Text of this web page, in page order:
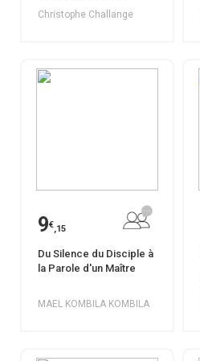
Christophe Challange
9€,15
Du Silence du Disciple à
la Parole d'un Maître
MAEL KOMBILA KOMBILA